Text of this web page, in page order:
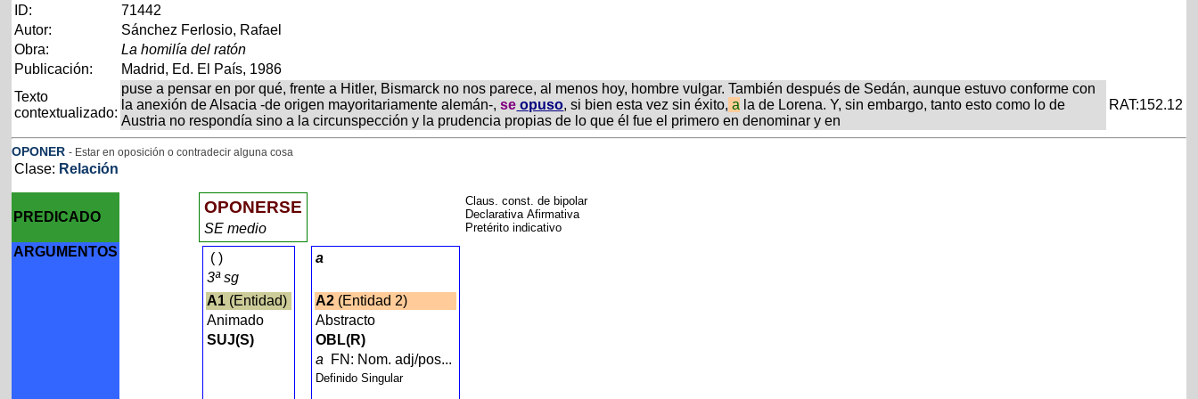
ID:
71442
Autor:
Sánchez Ferlosio, Rafael
Obra:
La homilía del ratón
Publicación:
Madrid, Ed. El País, 1986
Texto
contextualizado:
puse a pensar en por qué, frente a Hitler, Bismarck no nos parece, al menos hoy, hombre vulgar. También después de Sedán, aunque estuvo conforme con
la anexión de Alsacia -de origen mayoritariamente alemán-, se opuso, si bien esta vez sin éxito, a la de Lorena. Y, sin embargo, tanto esto como lo de
Austria no respondía sino a la circunspección y la prudencia propias de lo que él fue el primero en denominar y en
RAT:152.12
OPONER - Estar en oposición o contradecir alguna cosa
Clase: Relación
PREDICADO
OPONERSE
SE medio
Claus. const. de bipolar
Declarativa Afirmativa
Pretérito indicativo
ARGUMENTOS ( )
3ª sg
A1 (Entidad)
Animado
SUJ(S)
a
A2 (Entidad 2)
Abstracto
OBL(R)
a FN: Nom. adj/pos...
Definido Singular